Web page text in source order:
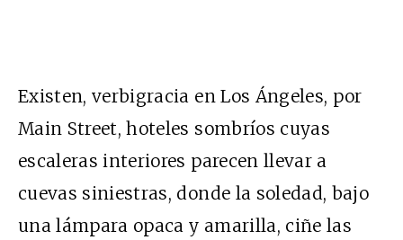
Existen, verbigracia en Los Ángeles, por
Main Street, hoteles sombríos cuyas
escaleras interiores parecen llevar a
cuevas siniestras, donde la soledad, bajo
una lámpara opaca y amarilla, ciñe las